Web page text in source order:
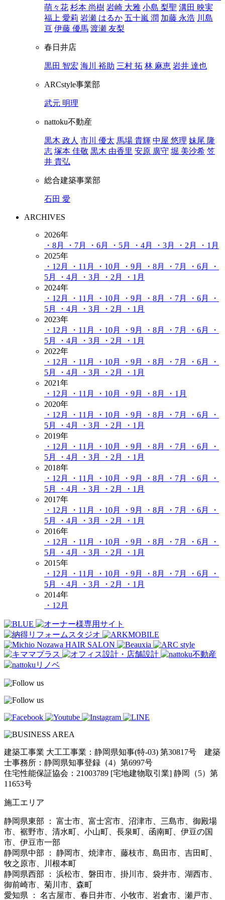
萌々花 杉本 尚樹 岩崎 大雅 小島 梨聖 溝田 映実
福上 愛莉 岩瀬 はるか 五十嵐 潤 加藤 永浩 川島
亘 伊藤 優馬 渡瀬 友梨
春日井店
黒田 智宏 海川 裕助 三村 拓 林 麻恵 岩井 達也
ARCstyle事業部
武元 明理
nattoku不動産
黒木 政人 市川 優太 馬場 貴輝 中屋 悠理 妹尾 隆
志 塚本 佳敬 黒木 由香里 安原 廣守 堀 美沙希 笠
井 貴弘
総合建築事業部
石田 愛
ARCHIVES
2026年
・8月
・7月 ・6月 ・5月 ・4月 ・3月 ・2月
・1月
2025年
・12月
・11月 ・10月 ・9月 ・8月 ・7月 ・6月
・
5月
・4月 ・3月 ・2月
・1月
2024年
・12月
・11月 ・10月 ・9月 ・8月 ・7月 ・6月
・
5月
・4月 ・3月 ・2月
・1月
2023年
・12月
・11月 ・10月 ・9月 ・8月 ・7月 ・6月
・
5月
・4月 ・3月 ・2月
・1月
2022年
・12月
・11月 ・10月 ・9月 ・8月 ・7月 ・6月
・
5月
・4月 ・3月 ・2月
・1月
2021年
・12月
・11月 ・10月 ・9月 ・8月
・1月
2020年
・12月
・11月 ・10月 ・9月 ・8月 ・7月 ・6月
・
5月
・4月 ・3月 ・2月
・1月
2019年
・12月
・11月 ・10月 ・9月 ・8月 ・7月 ・6月
・
5月
・4月 ・3月 ・2月
・1月
2018年
・12月
・11月 ・10月 ・9月 ・8月 ・7月 ・6月
・
5月
・4月 ・3月 ・2月
・1月
2017年
・12月
・11月 ・10月 ・9月 ・8月 ・7月 ・6月
・
5月
・4月 ・3月 ・2月
・1月
2016年
・12月
・11月 ・10月 ・9月 ・8月 ・7月 ・6月
・
5月
・4月 ・3月 ・2月
・1月
2015年
・12月
・11月 ・10月 ・9月 ・8月 ・7月 ・6月
・
5月
・4月 ・3月 ・2月
・1月
2014年
・12月
建築工事業 大工工事業：静岡県知事(特-03) 第30817号 建築
士事務所：静岡県知事登録（4）第6997号
住宅性能保証協会：21003789 [宅地建物取引業] 静岡（5）第
11653号
施工エリア
静岡県東部 ： 富士市、富士宮市、沼津市、三島市、御殿場
市、裾野市、清水町、小山町、長泉町、函南町、伊豆の国
市、伊豆市一部
静岡県中部 ： 静岡市、焼津市、藤枝市、島田市、吉田町、
牧之原市、川根本町
静岡県西部 ： 浜松市、磐田市、掛川市、袋井市、湖西市、
御前崎市、菊川市、森町
愛知県 ： 名古屋市、春日井市、小牧市、岩倉市、瀬戸市、